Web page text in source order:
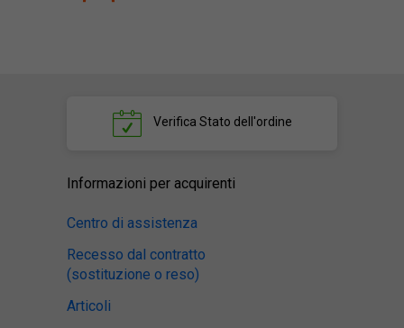
Verifica Stato dell'ordine
Informazioni per acquirenti
Centro di assistenza
Recesso dal contratto
(sostituzione o reso)
Articoli